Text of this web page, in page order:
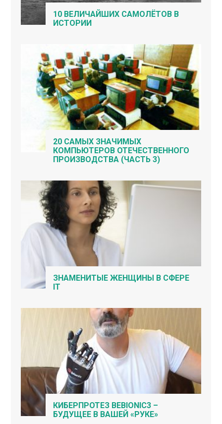
10 ВЕЛИЧАЙШИХ САМОЛЁТОВ В
ИСТОРИИ
20 САМЫХ ЗНАЧИМЫХ
КОМПЬЮТЕРОВ ОТЕЧЕСТВЕННОГО
ПРОИЗВОДСТВА (ЧАСТЬ 3)
ЗНАМЕНИТЫЕ ЖЕНЩИНЫ В СФЕРЕ
IT
КИБЕРПРОТЕЗ BEBIONIC3 –
БУДУЩЕЕ В ВАШЕЙ «РУКЕ»